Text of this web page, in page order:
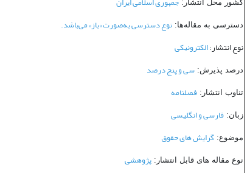
کشور محل انتشار:
دسترسی به مقاله‌ها: نوع دسترسی به‌صورت «باز» می‌باشد.
نوع انتشار:الکترونیکی
درصد پذیرش: سی و پنج درصد
تناوب انتشار: فصلنامه
زبان: فارسی و انگلیسی
موضوع: گرایش های حقوق
نوع مقاله های قابل انتشار: پژوهشی